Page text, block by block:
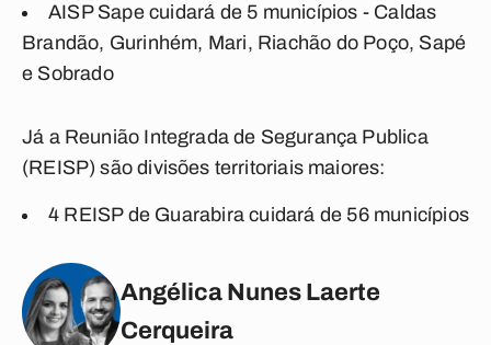
AISP Sape cuidará de 5 municípios - Caldas
Brandão, Gurinhém, Mari, Riachão do Poço, Sapé
e Sobrado
Já a Reunião Integrada de Segurança Publica
(REISP) são divisões territoriais maiores:
4 REISP de Guarabira cuidará de 56 municípios
Angélica Nunes Laerte
Cerqueira